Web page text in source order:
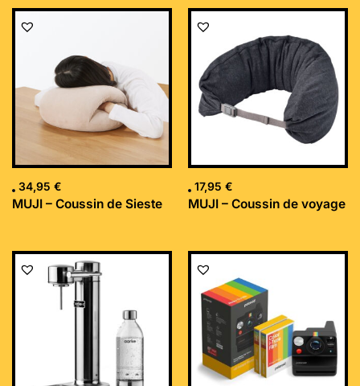
34,95 €
MUJI – Coussin de Sieste
17,95 €
MUJI – Coussin de voyage
Le
initial
était :
169,99 €.
Le